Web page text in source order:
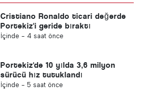
Cristiano Ronaldo ticari değerde
Portekiz'i geride bıraktı
İçinde - 4 saat önce
Portekiz'de 10 yılda 3,6 milyon
sürücü hız tutuklandı
İçinde - 5 saat önce